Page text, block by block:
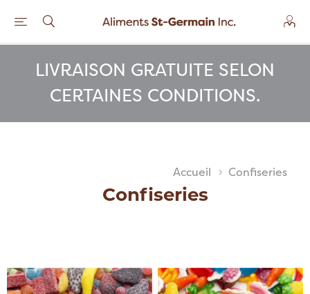
LIVRAISON GRATUITE SELON
CERTAINES CONDITIONS.
Accueil Confiseries
Confiseries